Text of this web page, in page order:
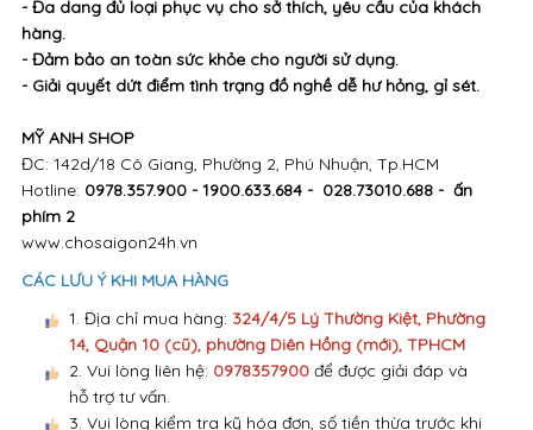
- Đa dang đủ loại phục vụ cho sở thích, yêu cầu của khách
hàng.
- Đảm bảo an toàn sức khỏe cho người sử dụng.
- Giải quyết dứt điểm tình trạng đồ nghề dễ hư hỏng, gỉ sét.
MỸ ANH SHOP
ĐC: 142d/18 Cô Giang, Phường 2, Phú Nhuận, Tp.HCM
Hotline: 0978.357.900 - 1900.633.684 - 028.73010.688 - ấn
phím 2
www.chosaigon24h.vn
CÁC LƯU Ý KHI MUA HÀNG
1. Địa chỉ mua hàng: 324/4/5 Lý Thường Kiệt, Phường
14, Quận 10 (cũ), phường Diên Hồng (mới), TPHCM
2. Vui lòng liên hệ: 0978357900để được giải đáp và
hỗ trợ tư vấn.
3. Vui lòng kiểm tra kỹ hóa đơn, số tiền thừa trước khi